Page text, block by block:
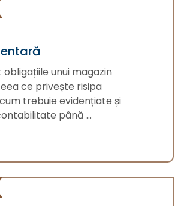
unui magazin
ce privește risipa
trebuie evidențiate și
până ...